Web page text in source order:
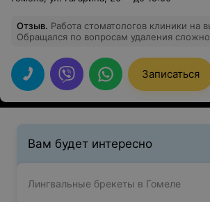
Отзыв. Работа стоматологов клиники на
Обращался по вопросам удаления
клинику оцениваю очень высоко.
Записаться
Вам будет интересно
Лингвальные брекеты в Гомеле